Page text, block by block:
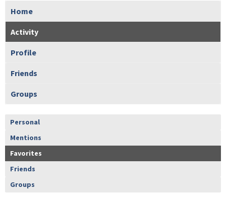
Home
Activity
Profile
Friends
Groups
Personal
Mentions
Favorites
Friends
Groups